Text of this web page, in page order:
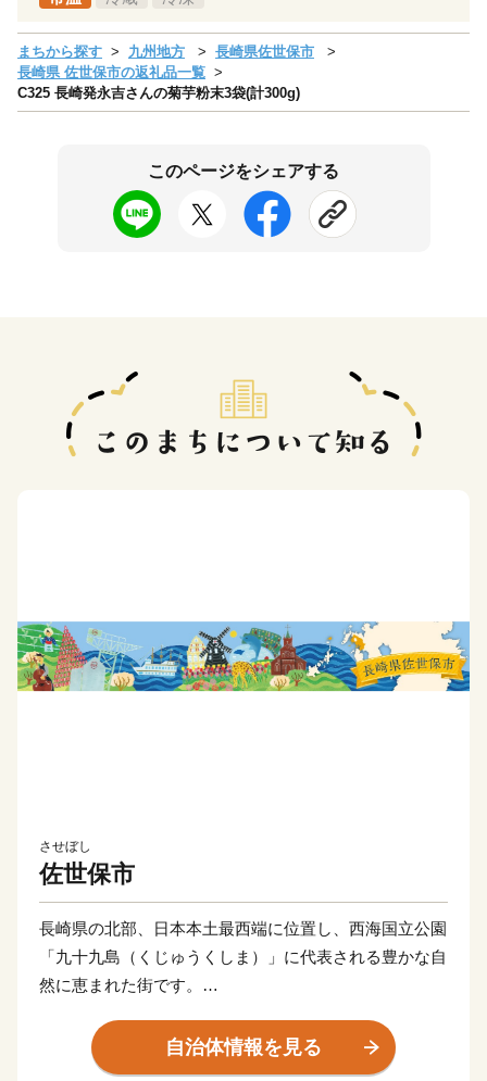
まちから探す 九州地方
長崎県佐世保市
長崎県 佐世保市の返礼品一覧
C325 長崎発永吉さんの菊芋粉末3袋(計300g)
このページをシェアする
させぼし
佐世保市
長崎県の北部、日本本土最西端に位置し、西海国立公園
「九十九島（くじゅうくしま）」に代表される豊かな自
然に恵まれた街です。
なります。約1万5千年前の石器が出土し、1万2千年前
の層からは、世界最古の土器「豆粒文土器(とうりゅう
自治体情報を見る